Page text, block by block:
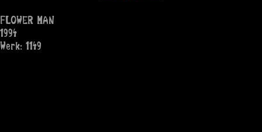
FLOWER MAN
1994
Werk: 1149